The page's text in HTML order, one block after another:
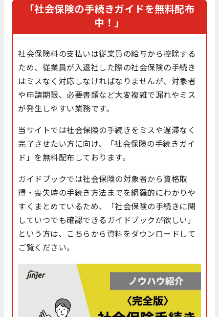
「社会保険の手続きガイドを無料配布
中！」
社会保険料の支払いは従業員の給与から控除する
ため、従業員が入退社した際の社会保険の手続き
はミスなく対応しなければなりませんが、対象者
や申請期限、必要書類など大変複雑で漏れやミス
が発生しやすい業務です。
当サイトでは社会保険の手続きをミスや遅滞なく
完了させたい方に向け、「社会保険の手続きガイ
ド」を無料配布しております。
ガイドブックでは社会保険の対象者から資格取
得・喪失時の手続き方法までを網羅的にわかりや
すくまとめているため、「社会保険の手続きに関
していつでも確認できるガイドブックが欲しい」
という方は、こちらから資料をダウンロードして
ご覧ください。